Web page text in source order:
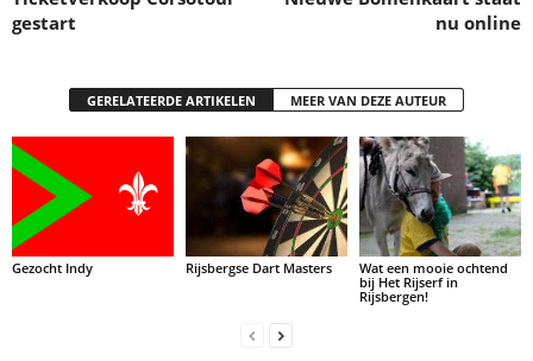
gestart
nu online
GERELATEERDE ARTIKELEN MEER VAN DEZE AUTEUR
Gezocht Indy Rijsbergse Dart Masters
Wat een mooie ochtend
bij Het Rijserf in
Rijsbergen!